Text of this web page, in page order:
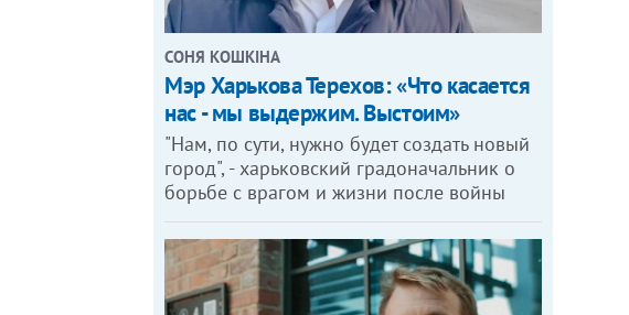
СОНЯ КОШКІНА
Мэр Харькова Терехов: «Что касается
нас - мы выдержим. Выстоим»
"Нам, по сути, нужно будет создать новый
город", - харьковский градоначальник о
борьбе с врагом и жизни после войны